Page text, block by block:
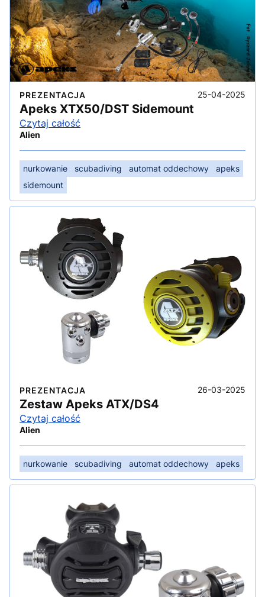
PREZENTACJA 25-04-2025
Apeks XTX50/DST Sidemount
Czytaj całość
Alien
nurkowanie scubadiving automat oddechowy
apeks
sidemount
PREZENTACJA 26-03-2025
Zestaw Apeks ATX/DS4
Czytaj całość
Alien
nurkowanie scubadiving automat oddechowy apeks